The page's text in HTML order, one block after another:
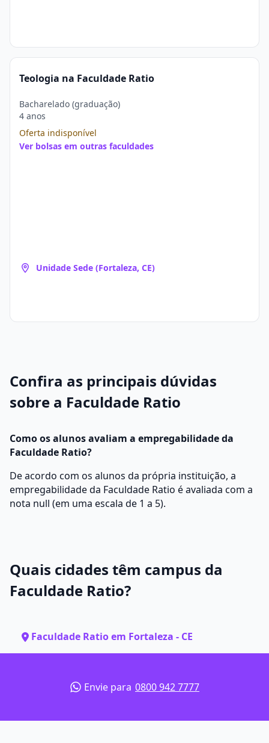
Teologia na Faculdade Ratio
Bacharelado (graduação)
4 anos
Oferta indisponível
Ver bolsas em outras faculdades
Unidade Sede (Fortaleza, CE)
Confira as principais dúvidas
sobre a Faculdade Ratio
Como os alunos avaliam a empregabilidade da
Faculdade Ratio?
De acordo com os alunos da própria instituição, a
empregabilidade da Faculdade Ratio é avaliada com a
nota null (em uma escala de 1 a 5).
Quais cidades têm campus da
Faculdade Ratio?
Faculdade Ratio em Fortaleza - CE
Envie para 0800 942 7777